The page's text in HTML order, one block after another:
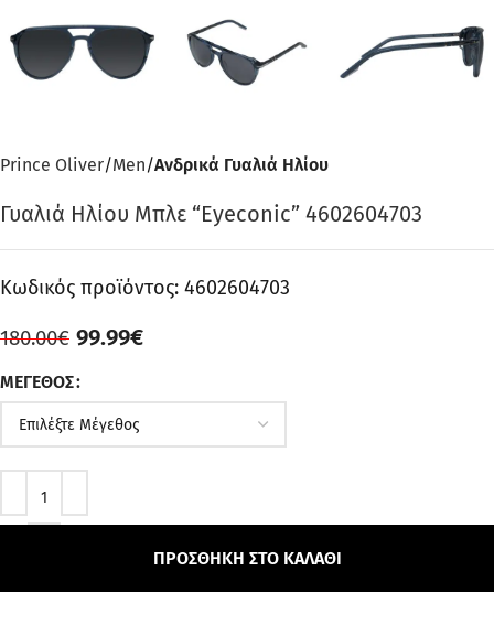
Prince Oliver Men Ανδρικά Γυαλιά Ηλίου
Γυαλιά Ηλίου Μπλε “Eyeconic” 4602604703
Κωδικός προϊόντος: 4602604703
180.00€ 99.99€
ΜΈΓΕΘΟΣ
ΠΡΟΣΘΉΚΗ ΣΤΟ ΚΑΛΆΘΙ